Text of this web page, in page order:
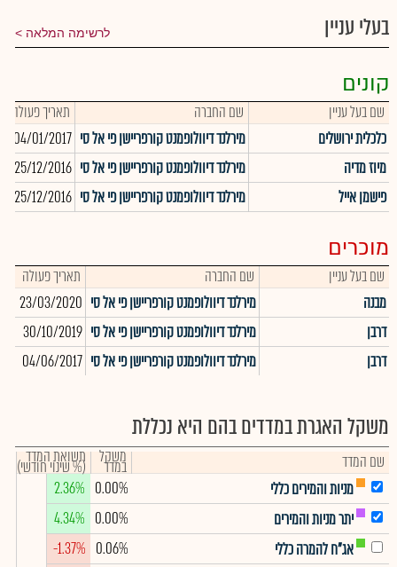
בעלי עניין לרשימה המלאה
קונים
שם בעל עניין שם החברה תאריך פעולה
כלכלית ירושלים
מירלנד דיוולופמנט קורפריישן פי אל סי 04/01/2017
מיוז מדיה
מירלנד דיוולופמנט קורפריישן פי אל סי 25/12/2016
פישמן אייל
מירלנד דיוולופמנט קורפריישן פי אל סי 25/12/2016
מוכרים
שם בעל עניין שם החברה תאריך פעולה
מבנה
מירלנד דיוולופמנט קורפריישן פי אל סי 23/03/2020
דרבן
מירלנד דיוולופמנט קורפריישן פי אל סי 30/10/2019
דרבן
מירלנד דיוולופמנט קורפריישן פי אל סי 04/06/2017
משקל האגרת במדדים בהם היא נכללת
שם המדד משקל
במדד תשואת המדד
(% שינוי חודשי)
מניות והמירים כללי
0.00%
2.36%
יתר מניות והמירים
0.00%
4.34%
אג"ח להמרה כללי
0.06%
-1.37%